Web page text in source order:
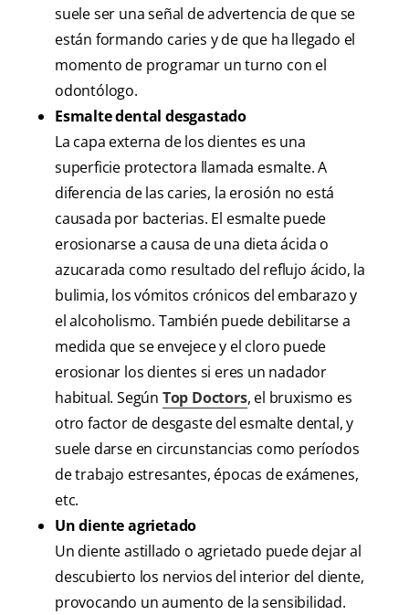
suele ser una señal de advertencia de que se
están formando caries y de que ha llegado el
momento de programar un turno con el
odontólogo.
Esmalte dental desgastado
La capa externa de los dientes es una
superficie protectora llamada esmalte. A
diferencia de las caries, la erosión no está
causada por bacterias. El esmalte puede
erosionarse a causa de una dieta ácida o
azucarada como resultado del reflujo ácido, la
bulimia, los vómitos crónicos del embarazo y
el alcoholismo. También puede debilitarse a
medida que se envejece y el cloro puede
erosionar los dientes si eres un nadador
habitual. Según Top Doctors, el bruxismo es
otro factor de desgaste del esmalte dental, y
suele darse en circunstancias como períodos
de trabajo estresantes, épocas de exámenes,
etc.
Un diente agrietado
Un diente astillado o agrietado puede dejar al
descubierto los nervios del interior del diente,
provocando un aumento de la sensibilidad.